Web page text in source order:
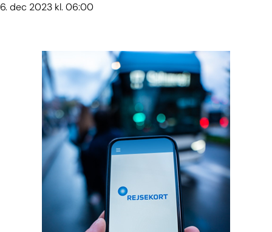
6. dec 2023 kl. 06:00